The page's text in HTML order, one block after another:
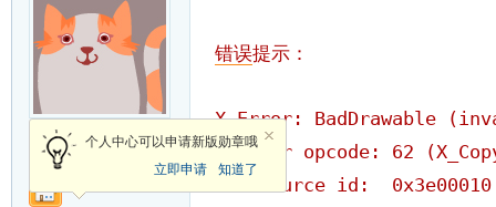
新手上路
个人中心可以申请新版勋章哦
立即申请
知道了
错误提示：
X Error: BadDrawable
Major opcode: 62
Resource id: 0x3e00010